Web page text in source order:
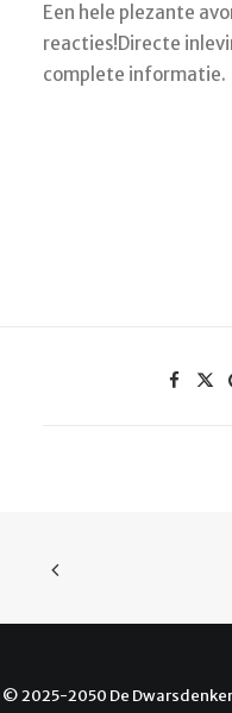
Een hele plezante
reacties!Directe
complete informatie.
© 2025-2050 De